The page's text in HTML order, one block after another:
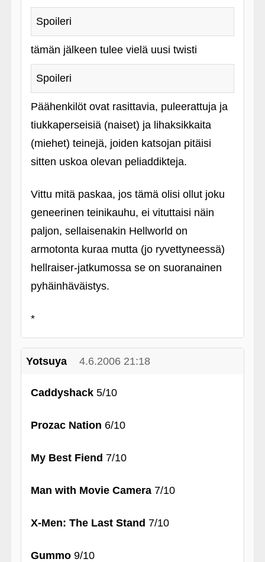
Spoileri
tämän jälkeen tulee vielä uusi twisti
Spoileri
Päähenkilöt ovat rasittavia, puleerattuja ja
tiukkaperseisiä (naiset) ja lihaksikkaita
(miehet) teinejä, joiden katsojan pitäisi
sitten uskoa olevan peliaddikteja.
Vittu mitä paskaa, jos tämä olisi ollut joku
geneerinen teinikauhu, ei vituttaisi näin
paljon, sellaisenakin Hellworld on
armotonta kuraa mutta (jo ryvettyneessä)
hellraiser-jatkumossa se on suoranainen
pyhäinhäväistys.
*
Yotsuya 4.6.2006 21:18
Caddyshack 5/10
Prozac Nation 6/10
My Best Fiend 7/10
Man with Movie Camera7/10
X-Men: The Last Stand 7/10
Gummo9/10